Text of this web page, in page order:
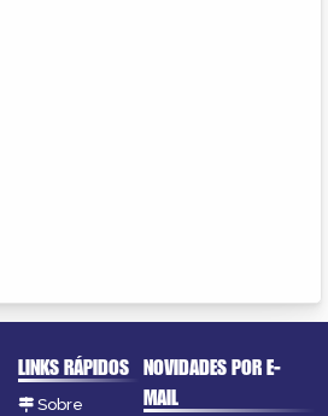
LINKS RÁPIDOS
Sobre
NOVIDADES POR E-
MAIL